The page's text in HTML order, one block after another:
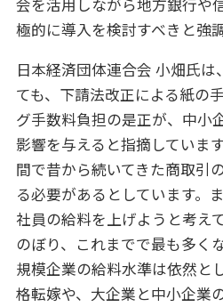
極的に導入を検討すべきと強
日本経済団体連合会 小畑氏
ても、下請法改正による紙の
グ手数料負担の是正が、中小
影響を与えると指摘していま
間で昔から続いてきた商取引
る必要があるとしています。
社員の給料を上げようと考え
のぼり、これまでで最も多く
規模企業の給料水準は依然と
格転嫁や、大企業と中小企業